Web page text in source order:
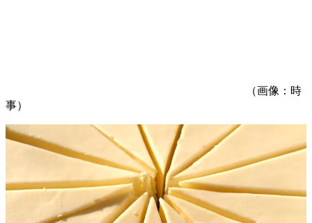
（画像：時
事）